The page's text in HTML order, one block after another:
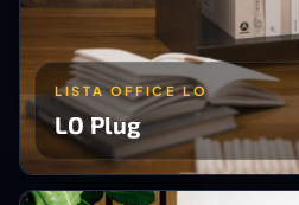
LISTA OFFICE LO
LO Plug